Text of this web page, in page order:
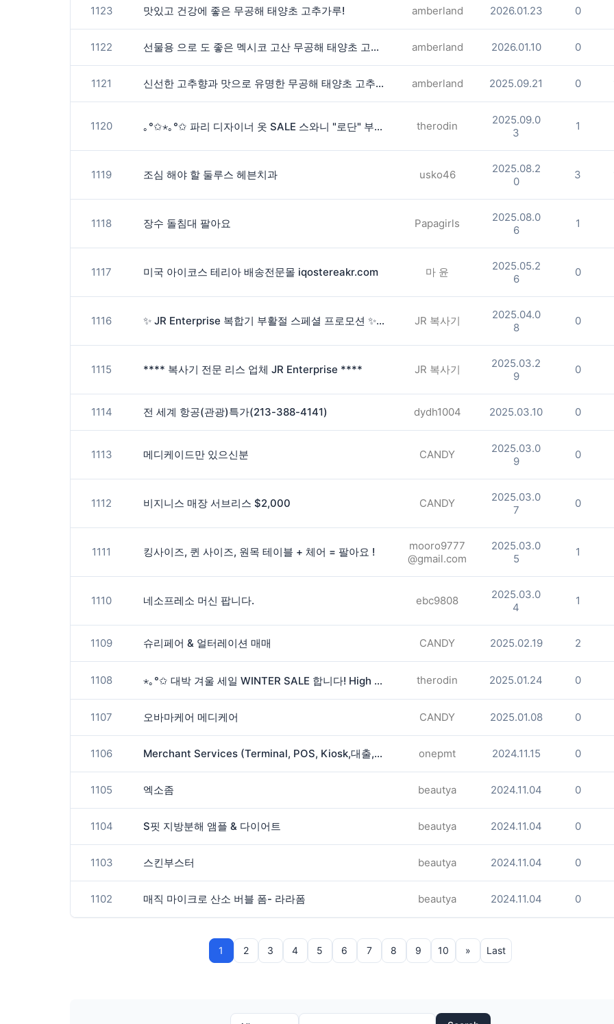
1123 맛있고 건강에 좋은 무공해 태양초 고추가루! amberland 2026.01.23 0
1122 선물용 으로 도 좋은 멕시코 고산 무공해 태양초 고추가루! amberland 2026.01.10 0
1121 신선한 고추향과 맛으로 유명한 무공해 태양초 고추가루! amberland 2025.09.21 0
1120 ｡°✩⋆｡°✩ 파리 디자이너 옷 SALE 스와니 "로단" 부띠크 ｡°✩⋆｡°✩ therodin
2025.09.0
3
1
1119 조심 해야 할 둘루스 헤븐치과 usko46
2025.08.2
0
3
1118 장수 돌침대 팔아요 Papagirls
2025.08.0
6
1
1117 미국 아이코스 테리아 배송전문몰 iqostereakr.com 마 윤
2025.05.2
6
0
1116 ✨ JR Enterprise 복합기 부활절 스페셜 프로모션 ✨ 프리미엄 복사기, 지금이 가장 합리적인 선택 – 4월 30일까지 한정 할인 – JR 복사기
2025.04.0
8
0
1115 **** 복사기 전문 리스 업체 JR Enterprise **** JR 복사기
2025.03.2
9
0
1114 전 세계 항공(관광)특가(213-388-4141) dydh1004 2025.03.10 0
1113 메디케이드만 있으신분 CANDY
2025.03.0
9
0
1112 비지니스 매장 서브리스 $2,000 CANDY
2025.03.0
7
0
1111 킹사이즈, 퀸 사이즈, 원목 테이블 + 체어 = 팔아요 !
mooro9777
@gmail.com
2025.03.0
5
1
1110 네소프레소 머신 팝니다. ebc9808
2025.03.0
4
1
1109 슈리페어 & 얼터레이션 매매 CANDY 2025.02.19 2
1108 ⋆｡°✩ 대박 겨울 세일 WINTER SALE 합니다! High End 여성옷!!! ⋆｡°✩ therodin 2025.01.24 0
1107 오바마케어 메디케어 CANDY 2025.01.08 0
1106 Merchant Services (Terminal, POS, Kiosk,대출,웹사이트) onepmt 2024.11.15 0
1105 엑소좀 beautya 2024.11.04 0
1104 S핏 지방분해 앰플 & 다이어트 beautya 2024.11.04 0
1103 스킨부스터 beautya 2024.11.04 0
1102 매직 마이크로 산소 버블 폼- 라라폼 beautya 2024.11.04 0
1 2 3 4 5 6 7 8 9 10 » Last